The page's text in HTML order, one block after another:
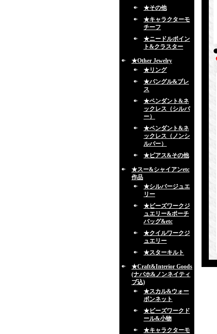
★その他
★キャラクターモ
チーフ
★ニードルポイン
ト&クラスター
★Other Jewelry
★リング
★バングル&ブレ
ス
★ペンダント&ネ
ックレス（シルバ
ー）
★ペンダント&ネ
ックレス（ノンシ
ルバー）
★ピアス&その他
★スー&シャイアンetc
作品
★シルバージュエ
リー
★ビーズワークジ
ュエリー&ポーチ
バッグ&etc
★クイルワークジ
ュエリー
★スターキルト
★Craft&Interior Goods
(ナバホ&ノンネイティ
ブ込)
★スカル&ウォー
ボンネット
★ビーズワークド
ール&小物
★キャラクターモ